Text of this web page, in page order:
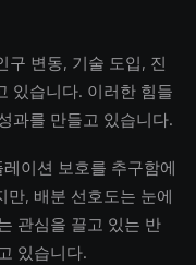
변동, 기술 도입, 진
있습니다. 이러한 힘들
과를 만들고 있습니다.
이션 보호를 추구함에
만, 배분 선호도는 눈에
관심을 끌고 있는 반
있습니다.